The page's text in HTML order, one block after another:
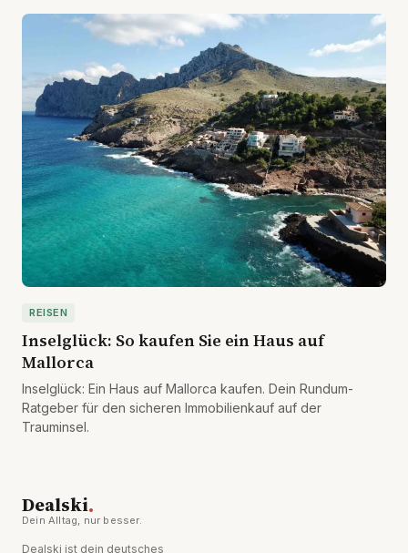
REISEN
Inselglück: So kaufen Sie ein Haus auf
Mallorca
Inselglück: Ein Haus auf Mallorca kaufen. Dein Rundum-
Ratgeber für den sicheren Immobilienkauf auf der
Trauminsel.
Dealski.
Dein Alltag, nur besser.
Dealski ist dein deutsches